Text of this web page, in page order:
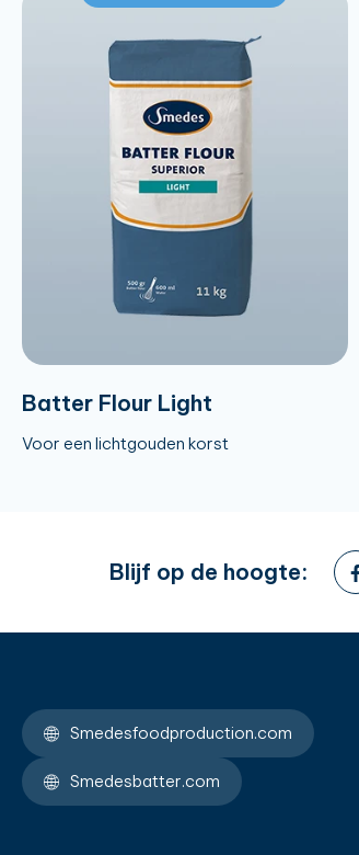
Batter Flour Light
Voor een lichtgouden korst
Blijf op de hoogte:
Smedesfoodproduction.com
Smedesbatter.com